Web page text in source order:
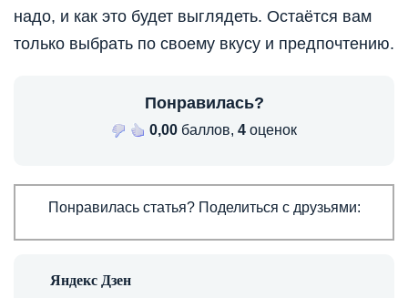
надо, и как это будет выглядеть. Остаётся вам
только выбрать по своему вкусу и предпочтению.
Понравилась?
0,00 баллов, 4 оценок
Понравилась статья? Поделиться с друзьями: